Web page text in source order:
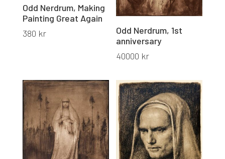
Odd Nerdrum, Making
Painting Great Again
380 kr
Odd Nerdrum, 1st
anniversary
40000 kr